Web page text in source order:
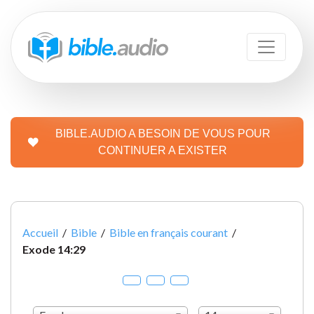
BIBLE.AUDIO A BESOIN DE VOUS POUR
CONTINUER A EXISTER
Accueil / Bible / Bible en français courant /
Exode 14:29